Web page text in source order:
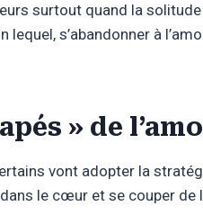
surtout quand la solitude
s’abandonner à
» de
vont adopter la
le cœur et se couper de